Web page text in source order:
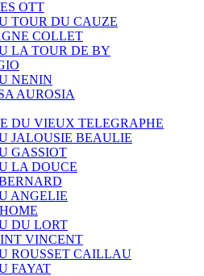
OTT
TOUR DU CAUZE
COLLET
LA TOUR DE BY
NENIN
AUROSIA
DU VIEUX TELEGRAPHE
JALOUSIE BEAULIE
GASSIOT
LA DOUCE
ANGELIE
DU LORT
VINCENT
ROUSSET CAILLAU
FAYAT